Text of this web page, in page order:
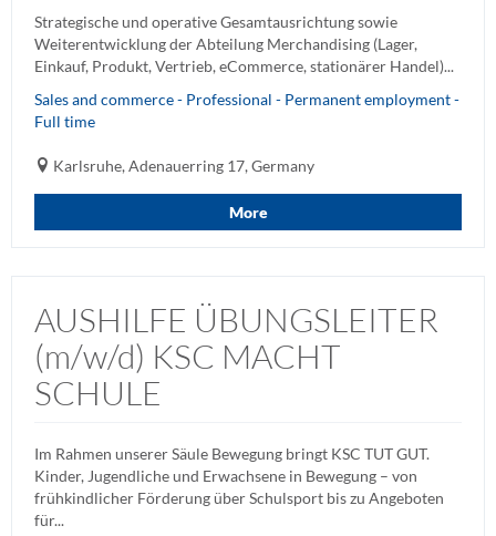
Strategische und operative Gesamtausrichtung sowie
Weiterentwicklung der Abteilung Merchandising (Lager,
Einkauf, Produkt, Vertrieb, eCommerce, stationärer Handel)...
Sales and commerce - Professional - Permanent employment -
Full time
Karlsruhe, Adenauerring 17, Germany
More
AUSHILFE ÜBUNGSLEITER
(m/w/d) KSC MACHT
SCHULE
Im Rahmen unserer Säule Bewegung bringt KSC TUT GUT.
Kinder, Jugendliche und Erwachsene in Bewegung – von
frühkindlicher Förderung über Schulsport bis zu Angeboten
für...